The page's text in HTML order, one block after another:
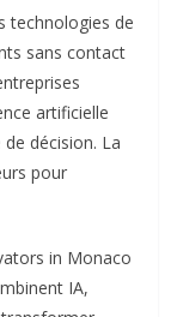
technologies de
sans contact
artificielle
décision. La
pour
in Monaco
IA,